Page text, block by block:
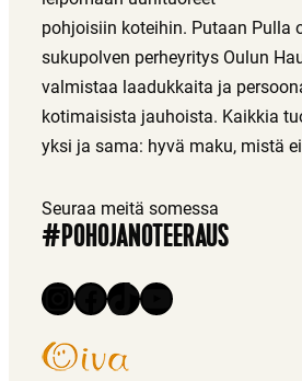
pohjoisiin koteihin. Putaan Pulla
sukupolven perheyritys Oulun
valmistaa laadukkaita ja
kotimaisista jauhoista. Kaikkia
yksi ja sama: hyvä maku, mistä
Seuraa meitä somessa
#POHOJANOTEERAUS
Instagram
Facebook
TikTokYouTube